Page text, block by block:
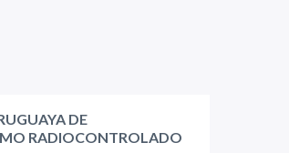
DE
RADIOCONTROLADO